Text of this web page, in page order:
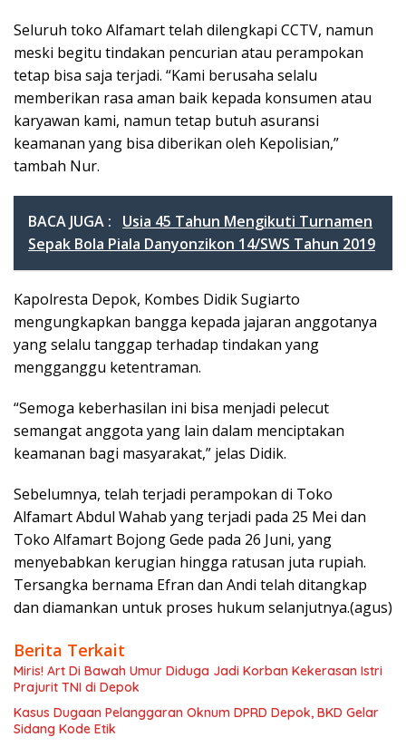
Seluruh toko Alfamart telah dilengkapi CCTV, namun
meski begitu tindakan pencurian atau perampokan
tetap bisa saja terjadi. “Kami berusaha selalu
memberikan rasa aman baik kepada konsumen atau
karyawan kami, namun tetap butuh asuransi
keamanan yang bisa diberikan oleh Kepolisian,”
tambah Nur.
BACA JUGA :
Usia 45 Tahun Mengikuti Turnamen
Sepak Bola Piala Danyonzikon 14/SWS Tahun 2019
Kapolresta Depok, Kombes Didik Sugiarto
mengungkapkan bangga kepada jajaran anggotanya
yang selalu tanggap terhadap tindakan yang
mengganggu ketentraman.
“Semoga keberhasilan ini bisa menjadi pelecut
semangat anggota yang lain dalam menciptakan
keamanan bagi masyarakat,” jelas Didik.
Sebelumnya, telah terjadi perampokan di Toko
Alfamart Abdul Wahab yang terjadi pada 25 Mei dan
Toko Alfamart Bojong Gede pada 26 Juni, yang
menyebabkan kerugian hingga ratusan juta rupiah.
Tersangka bernama Efran dan Andi telah ditangkap
dan diamankan untuk proses hukum selanjutnya.(agus)
Berita Terkait
Miris! Art Di Bawah Umur Diduga Jadi Korban Kekerasan Istri
Prajurit TNI di Depok
Kasus Dugaan Pelanggaran Oknum DPRD Depok, BKD Gelar
Sidang Kode Etik